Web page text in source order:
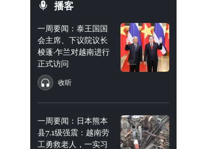
播客
一周要闻：泰王国国
会主席、下议院议长
梭蓬·乍兰对越南进行
正式访问
收听
一周要闻：日本熊本
县7.1级强震：越南劳
工勇救老人，一实习